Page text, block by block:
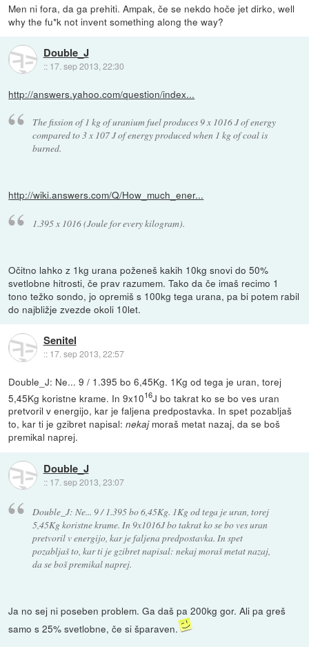
Men ni fora, da ga prehiti. Ampak, če se nekdo hoče jet dirko, well
why the fu*k not invent something along the way?
Double_J
:: 17. sep 2013, 22:30
http://answers.yahoo.com/question/index...
The fission of 1 kg of uranium fuel produces 9 x 1016 J of energy
compared to 3 x 107 J of energy produced when 1 kg of coal is
burned.
http://wiki.answers.com/Q/How_much_ener...
1.395 x 1016 (Joule for every kilogram).
Očitno lahko z 1kg urana poženeš kakih 10kg snovi do 50%
svetlobne hitrosti, če prav razumem. Tako da če imaš recimo 1
tono težko sondo, jo opremiš s 100kg tega urana, pa bi potem rabil
do najbližje zvezde okoli 10let.
Senitel
:: 17. sep 2013, 22:57
Double_J: Ne... 9 / 1.395 bo 6,45Kg. 1Kg od tega je uran, torej
5,45Kg koristne krame. In 9x1016J bo takrat ko se bo ves uran
pretvoril v energijo, kar je faljena predpostavka. In spet pozabljaš
to, kar ti je gzibret napisal:nekajmoraš metat nazaj, da se boš
premikal naprej.
Double_J
:: 17. sep 2013, 23:07
Double_J: Ne... 9 / 1.395 bo 6,45Kg. 1Kg od tega je uran, torej
5,45Kg koristne krame. In 9x1016J bo takrat ko se bo ves uran
pretvoril v energijo, kar je faljena predpostavka. In spet
pozabljaš to, kar ti je gzibret napisal: nekaj moraš metat nazaj,
da se boš premikal naprej.
Ja no sej ni poseben problem. Ga daš pa 200kg gor. Ali pa greš
samo s 25% svetlobne, če si šparaven.